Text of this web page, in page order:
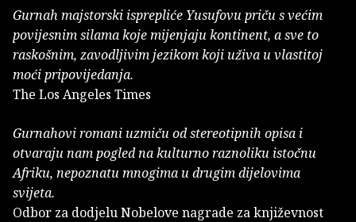
Gurnah majstorski isprepliće Yusufovu priču s većim
povijesnim silama koje mijenjaju kontinent, a sve to
raskošnim, zavodljivim jezikom koji uživa u vlastitoj
moći pripovijedanja.
The Los Angeles Times
Gurnahovi romani uzmiču od stereotipnih opisa i
otvaraju nam pogled na kulturno raznoliku istočnu
Afriku, nepoznatu mnogima u drugim dijelovima
svijeta.
Odbor za dodjelu Nobelove nagrade za književnost